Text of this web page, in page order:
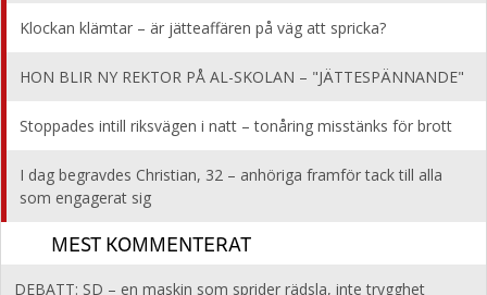
Klockan klämtar – är jätteaffären på väg att spricka?
HON BLIR NY REKTOR PÅ AL-SKOLAN – "JÄTTESPÄNNANDE"
Stoppades intill riksvägen i natt – tonåring misstänks för brott
I dag begravdes Christian, 32 – anhöriga framför tack till alla
som engagerat sig
MEST KOMMENTERAT
DEBATT: SD – en maskin som sprider rädsla, inte trygghet